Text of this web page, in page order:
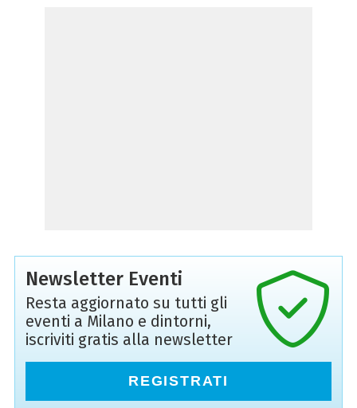
Newsletter Eventi
Resta aggiornato su tutti gli
eventi a Milano e dintorni,
iscriviti gratis alla newsletter
REGISTRATI